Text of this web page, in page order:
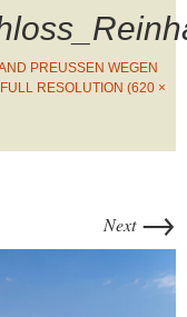
PREUSSEN WEGEN S
FULL RESOLUTION (620 ×
Next →